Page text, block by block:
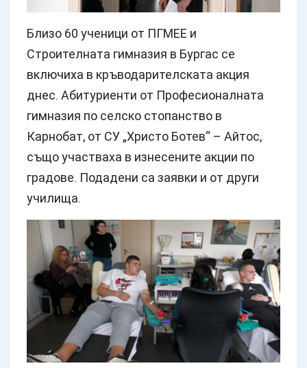
Близо 60 ученици от ПГМЕЕ и
Строителната гимназия в Бургас се
включиха в кръводарителската акция
днес. Абитуриенти от Професионалната
гимназия по селско стопанство в
Карнобат, от СУ „Христо Ботев“ – Айтос,
също участваха в изнесените акции по
градове. Подадени са заявки и от други
училища.